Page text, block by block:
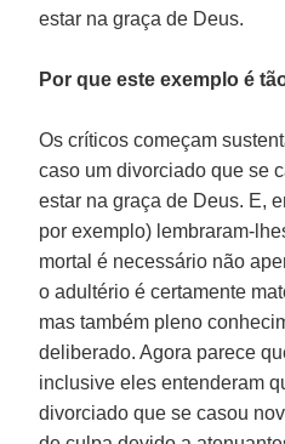
estar na graça de Deus.
Por que este exemplo é
Os críticos começam
caso um divorciado que se
estar na graça de Deus. E,
por exemplo) lembraram-
mortal é necessário não
o adultério é certamente
mas também pleno
deliberado. Agora parece
inclusive eles entenderam
divorciado que se casou